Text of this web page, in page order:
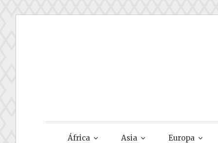
Gastando
África Asia Europa